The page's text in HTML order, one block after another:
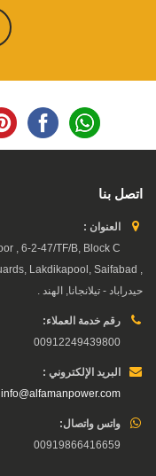
اتصل بنا
العنوان :
, 6-2-47/TF/B, Block C
حيدراباد - تيلانجانا, الهند .
رقم خدمة العملاء:
00912249439800
البريد الإلكتروني :
info@alfamanpower.com
واتس واتصال:
00919866416659